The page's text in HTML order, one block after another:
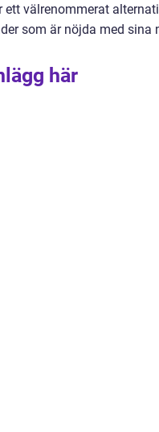
välrenommerat
som är nöjda med sina
här